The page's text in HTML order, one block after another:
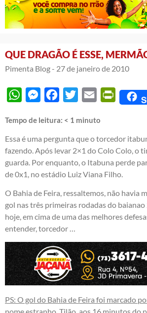
QUE DRAGÃO É ESSE,
Pimenta Blog - 27 de janeiro de 2010
WhatsAppMessengerFacebook
Twitter Email
Tempo de leitura: < 1 minuto
Essa é uma pergunta que o torcedor
fazendo. Após levar 2×1 do Colo Colo, o
guarda. Por enquanto, o Itabuna perde
de 0x1, no estádio Luiz Viana Filho.
O Bahia de Feira, ressaltemos, não havia
gol nas três primeiras rodadas do
hoje, em cima de uma das melhores
entender, torcedor …
PS: O gol do Bahia de Feira foi marcado